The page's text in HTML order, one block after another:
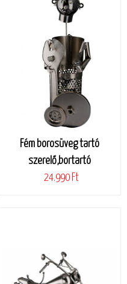
Fém borosüveg tartó
szerelő,bortartó
24.990 Ft